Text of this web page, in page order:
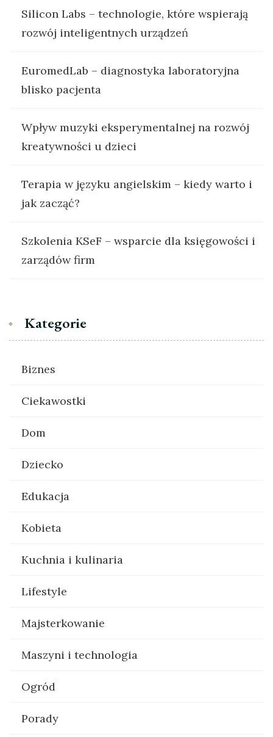
Silicon Labs – technologie, które wspierają
rozwój inteligentnych urządzeń
EuromedLab – diagnostyka laboratoryjna
blisko pacjenta
Wpływ muzyki eksperymentalnej na rozwój
kreatywności u dzieci
Terapia w języku angielskim – kiedy warto i
jak zacząć?
Szkolenia KSeF – wsparcie dla księgowości i
zarządów firm
Kategorie
Biznes
Ciekawostki
Dom
Dziecko
Edukacja
Kobieta
Kuchnia i kulinaria
Lifestyle
Majsterkowanie
Maszyni i technologia
Ogród
Porady